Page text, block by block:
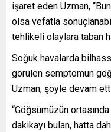
işaret eden Uzman,
olsa vefatla
tehlikeli olaylara taban
Soğuk havalarda
görülen semptomun
Uzman, şöyle devam
“Göğsümüzün
dakikayı bulan, hatta